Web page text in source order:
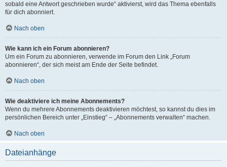
sobald eine Antwort geschrieben wurde“ aktivierst, wird das Thema ebenfalls
für dich abonniert.
Nach oben
Wie kann ich ein Forum abonnieren?
Um ein Forum zu abonnieren, verwende im Forum den Link „Forum
abonnieren“, der sich meist am Ende der Seite befindet.
Nach oben
Wie deaktiviere ich meine Abonnements?
Wenn du mehrere Abonnements deaktivieren möchtest, so kannst du dies im
persönlichen Bereich unter „Einstieg“ – „Abonnements verwalten“ machen.
Nach oben
Dateianhänge